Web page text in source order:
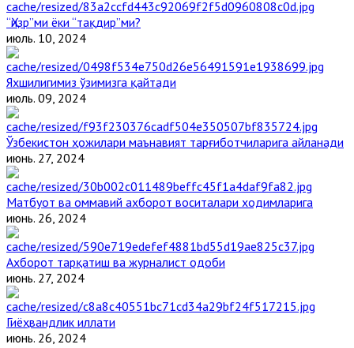
“Ҳизр”ми ёки “тақдир”ми?
июль. 10, 2024
Яхшилигимиз ўзимизга қайтади
июль. 09, 2024
Ўзбекистон ҳожилари маънавият тарғиботчиларига айланади
июнь. 27, 2024
Матбуот ва оммавий ахборот воситалари ходимларига
июнь. 26, 2024
Ахборот тарқатиш ва журналист одоби
июнь. 27, 2024
Гиёҳвандлик иллати
июнь. 26, 2024